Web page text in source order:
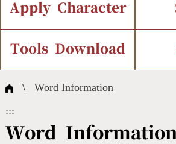
Introduction
Chinese Code Status
Terms
International Org.
IDS Query
Components Query
Composite Query
Bopomofo Query
Apply Character
Application Process
Font Instant Display
Character Creation
CNS Authorization
Tools Download
Character Create Tools
Fonts Download
FAQ
Satisfaction Survey
\Word Information
:::
Word